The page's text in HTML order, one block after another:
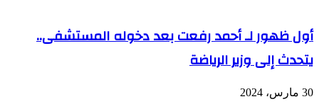
أول ظهور لـ أحمد رفعت بعد دخوله المستشفى..
يتحدث إلى وزير الرياضة
30 مارس، 2024